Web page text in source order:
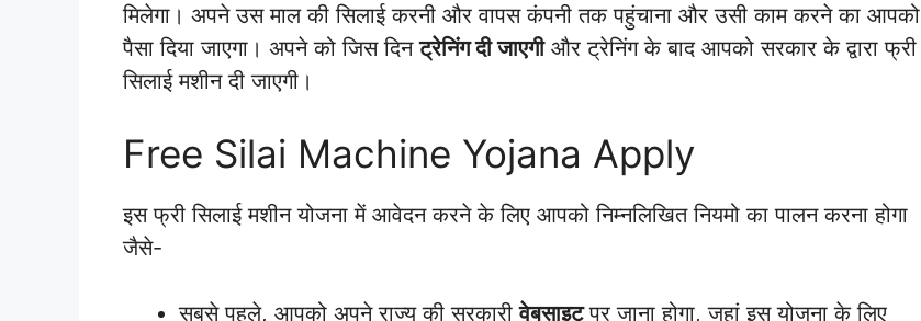
मिलेगा। अपने उस माल की सिलाई करनी और वापस कंपनी तक पहुंचाना और उसी काम करने का आपको
पैसा दिया जाएगा। अपने को जिस दिनट्रेनिंग दी जाएगीऔर ट्रेनिंग के बाद आपको सरकार के द्वारा फ्री
सिलाई मशीन दी जाएगी।
Free Silai Machine Yojana Apply
इस फ्री सिलाई मशीन योजना में आवेदन करने के लिए आपको निम्नलिखित नियमो का पालन करना होगा
जैसे-
सबसे पहले, आपको अपने राज्य की सरकारीवेबसाइटपर जाना होगा, जहां इस योजना के लिए